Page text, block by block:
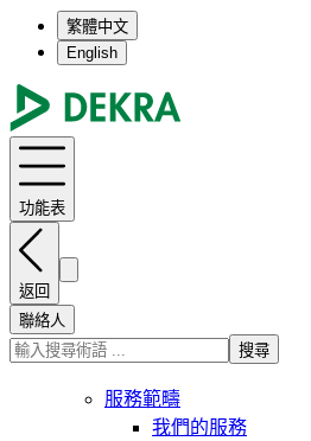
繁體中文
English
功能表
返回
聯絡人
搜尋
服務範疇
我們的服務